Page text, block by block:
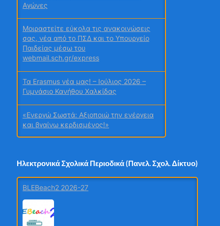
Αγώνες
Μοιραστείτε εύκολα τις ανακοινώσεις
σας, νέα από το ΠΣΔ και το Υπουργείο
Παιδείας μέσω του
webmail.sch.gr/express
Τα Erasmus νέα μας! – Ιούλιος 2026 –
Γυμνάσιο Κανήθου Χαλκίδας
«Ενεργώ Σωστά: Αξιοποιώ την ενέργεια
και βγαίνω κερδισμένος!»
Ταξίδι γνώσης και συμπερίληψης στη
Βιέννη για εκπαιδευτικούς του 6ου
Γυμνασίου Λάρισας
Ηλεκτρονικά Σχολικά Περιοδικά (Πανελ. Σχολ. Δίκτυο)
BLEBeach2 2026-27